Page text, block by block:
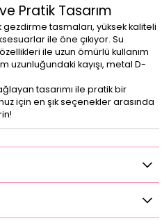
Pratik Tasarım
tasmaları, yüksek kaliteli
ile öne çıkıyor. Su
ile uzun ömürlü kullanım
uzunluğundaki kayışı, metal D-
tasarımı ile pratik bir
için en şık seçenekler arasında